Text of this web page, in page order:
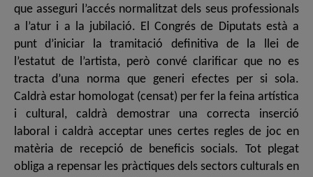
que asseguri l’accés normalitzat dels seus professionals
a l’atur i a la jubilació. El Congrés de Diputats està a
punt d’iniciar la tramitació definitiva de la llei de
l’estatut de l’artista, però convé clarificar que no es
tracta d’una norma que generi efectes per si sola.
Caldrà estar homologat (censat) per fer la feina artística
i cultural, caldrà demostrar una correcta inserció
laboral i caldrà acceptar unes certes regles de joc en
matèria de recepció de beneficis socials. Tot plegat
obliga a repensar les pràctiques dels sectors culturals en